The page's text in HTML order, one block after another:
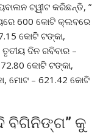
ଟ୍ୱୀଟ କରିଛନ୍ତି, ”
600 କୋଟି କ୍ଲବରେ
କୋଟି ଟଙ୍କା,
ଦିନ ରବିବାର –
କୋଟି ଟଙ୍କା,
ମୋଟ – 621.42 କୋଟି
ଦି ବିଗିନିଙ୍ଗ” କୁ